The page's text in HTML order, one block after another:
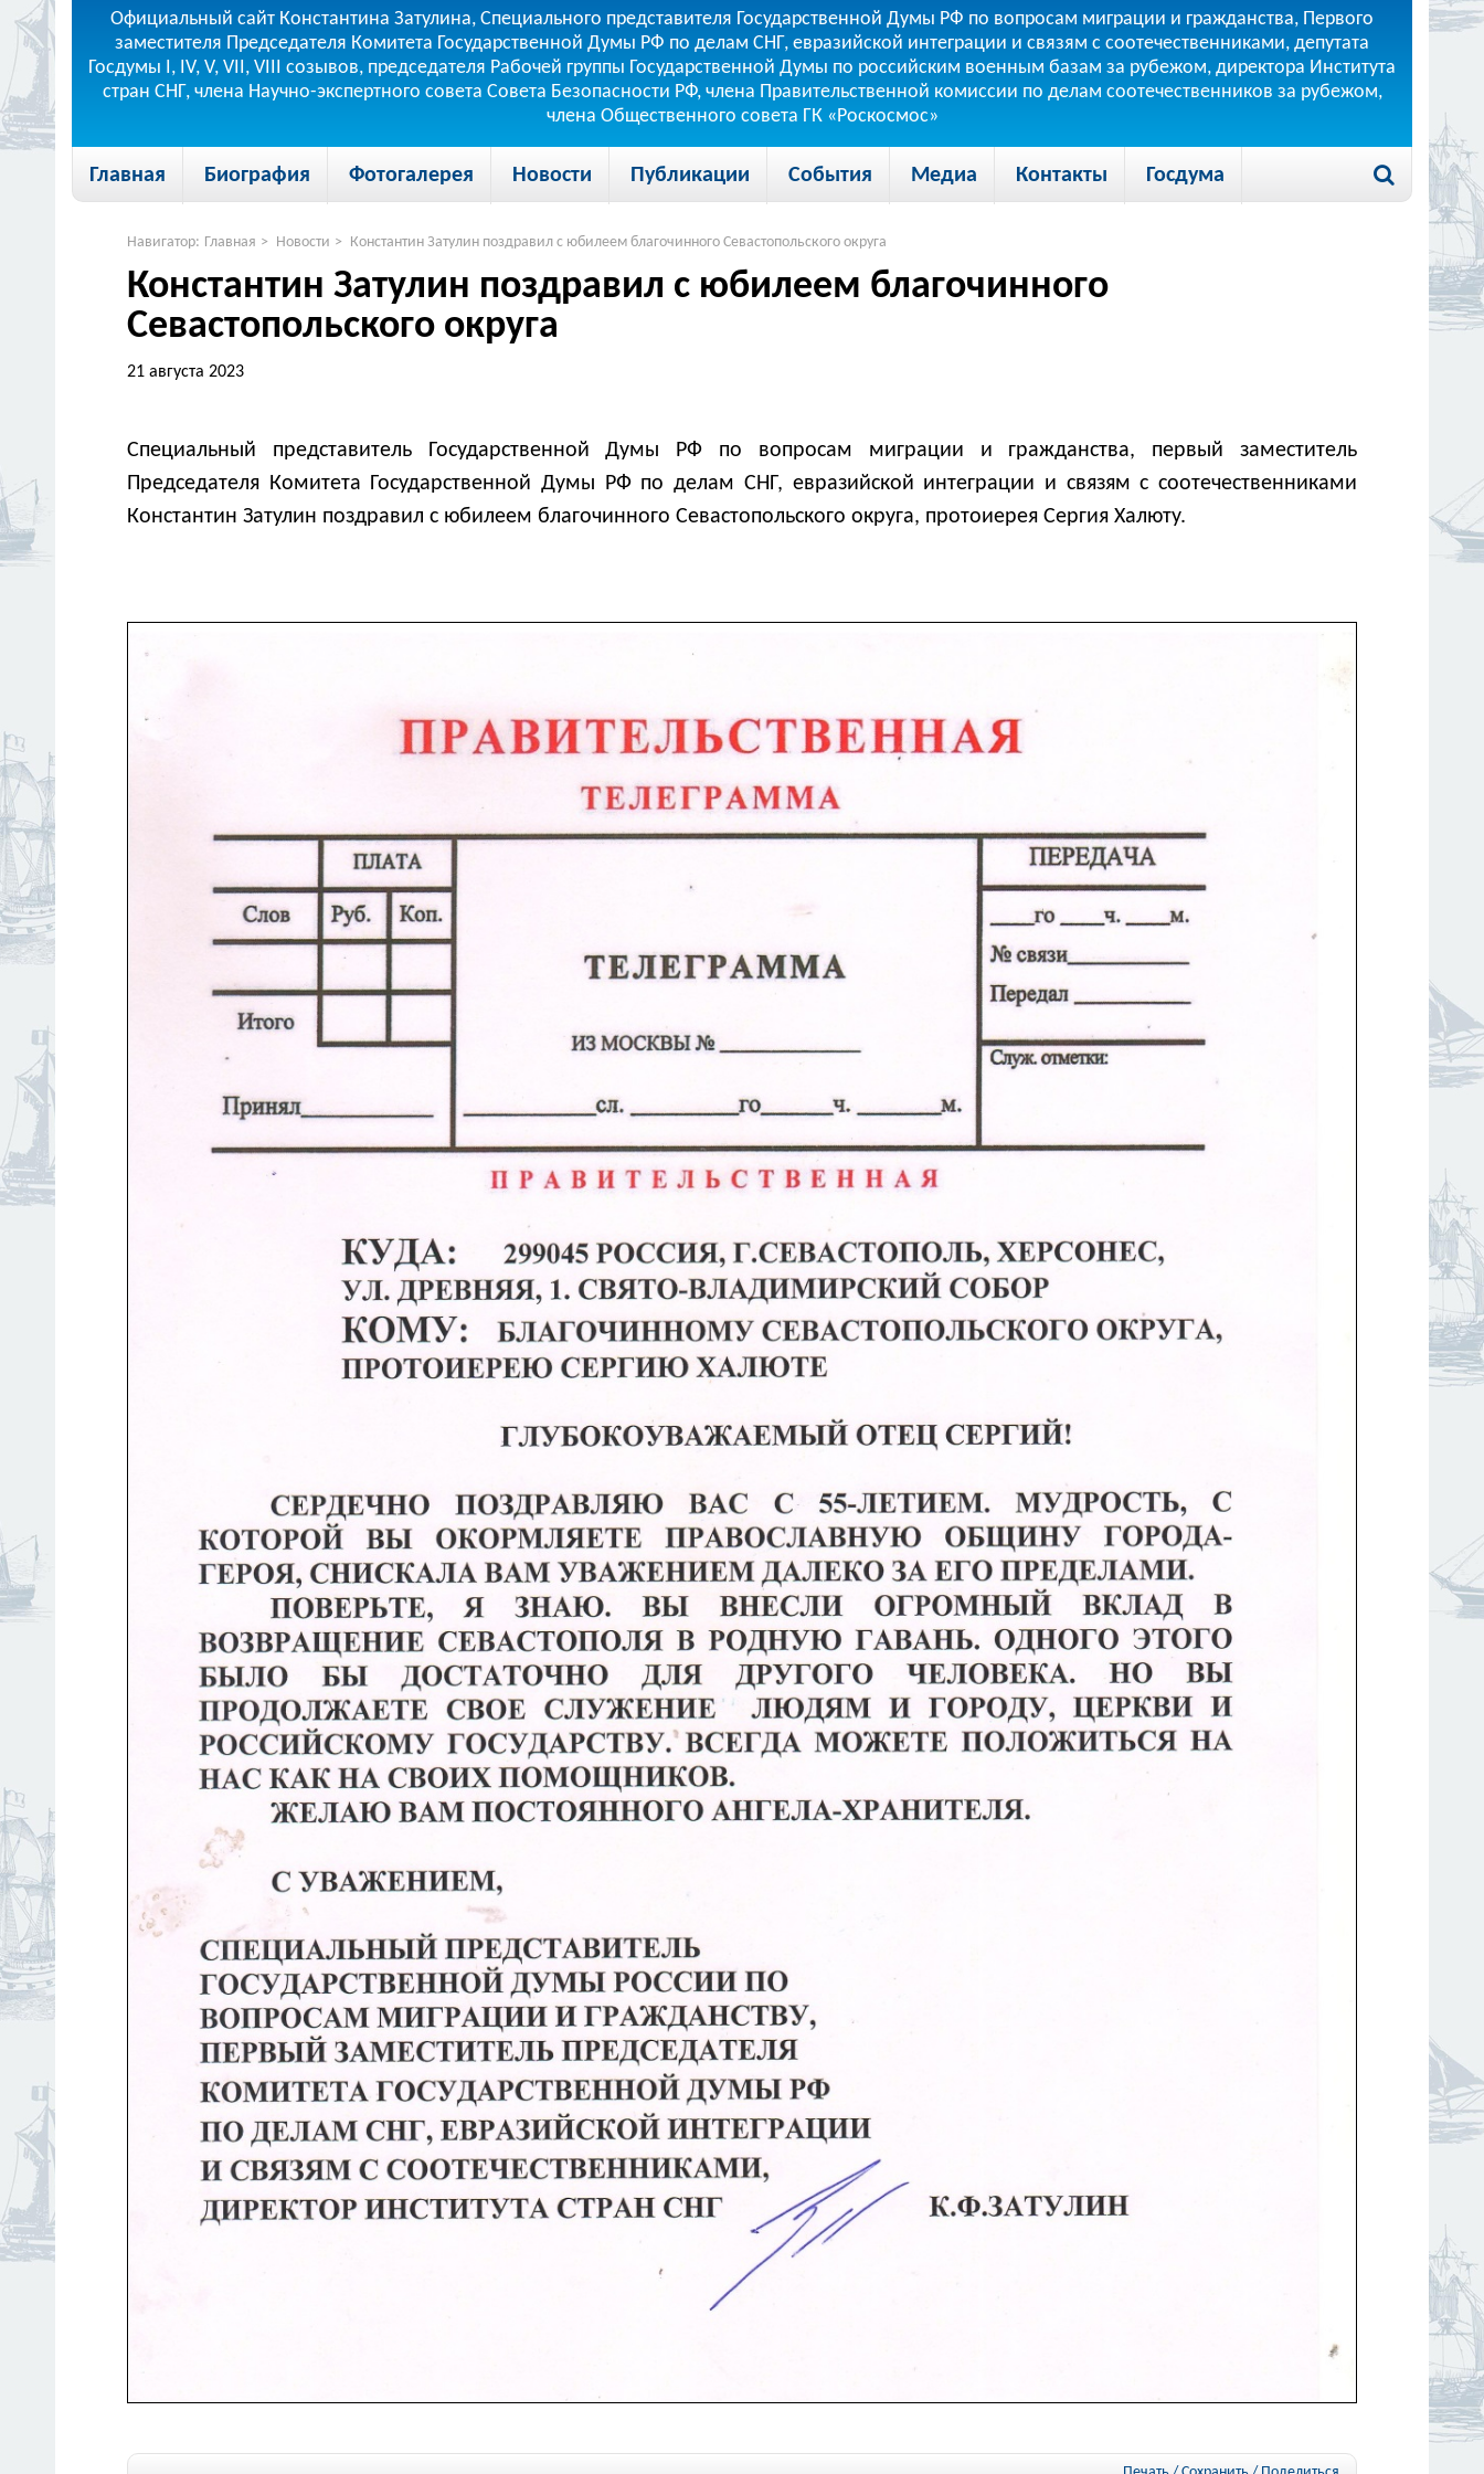
Официальный сайт Константина Затулина, Специального представителя Государственной Думы РФ по вопросам миграции и гражданства, Первого
заместителя Председателя Комитета Государственной Думы РФ по делам СНГ, евразийской интеграции и связям с соотечественниками, депутата
Госдумы I, IV, V, VII, VIII созывов, председателя Рабочей группы Государственной Думы по российским военным базам за рубежом, директора Института
стран СНГ, члена Научно-экспертного совета Совета Безопасности РФ, члена Правительственной комиссии по делам соотечественников за рубежом,
члена Общественного совета ГК «Роскосмос»
Главная Биография Фотогалерея Новости Публикации События Медиа Контакты Госдума
Навигатор: Главная > Новости > Константин Затулин поздравил с юбилеем благочинного Севастопольского округа
Константин Затулин поздравил с юбилеем благочинного
Севастопольского округа
21 августа 2023
Специальный представитель Государственной Думы РФ по вопросам миграции и гражданства, первый заместитель
Председателя Комитета Государственной Думы РФ по делам СНГ, евразийской интеграции и связям с соотечественниками
Константин Затулин поздравил с юбилеем благочинного Севастопольского округа, протоиерея Сергия Халюту.